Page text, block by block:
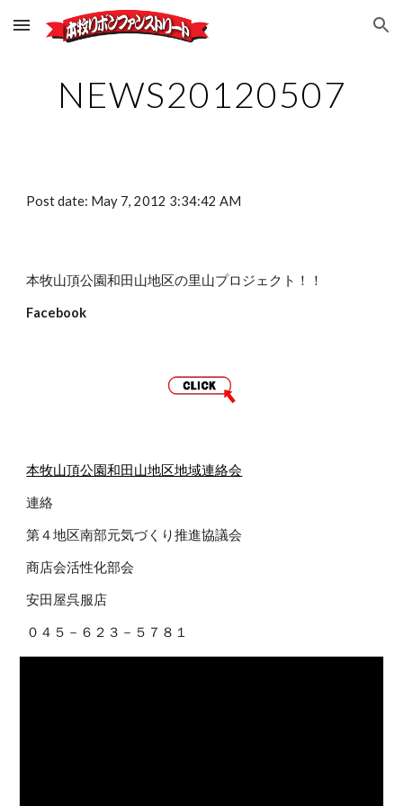
Skip to main content Skip to navigation
NEWS20120507
Post date: May 7, 2012 3:34:42 AM
本牧山頂公園和田山地区の里山プロジェクト！！
Facebook
本牧山頂公園和田山地区地域連絡会
連絡
第４地区南部元気づくり推進協議会
商店会活性化部会
安田屋呉服店
０４５－６２３－５７８１